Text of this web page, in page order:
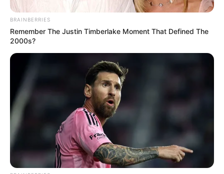
BRAINBERRIES
Remember The Justin Timberlake Moment That Defined The
2000s?